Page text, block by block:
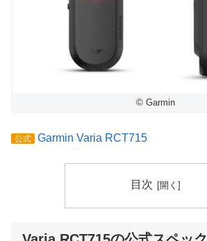
© Garmin
公式 Garmin Varia RCT715
目次